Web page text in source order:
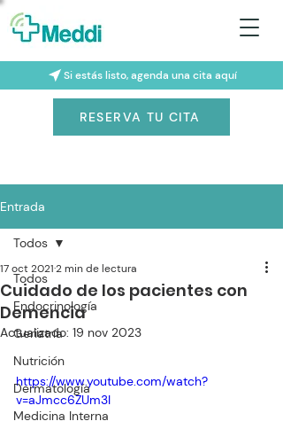
Si estás listo, agenda una cita aquí
RESERVA TU CITA
Entrada
Todos
Endocrinología
Geriatría
Nutrición
Dermatología
Medicina Interna
Todos
Cuidado de los pacientes con
Demencia
17 oct 20212 min de lectura
Actualizado: 19 nov 2023
https://www.youtube.com/watch?
v=aJmcc6ZUm3I